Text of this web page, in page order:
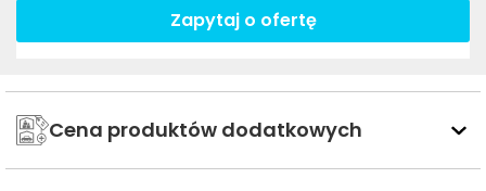
Zapytaj o ofertę
Cena produktów dodatkowych